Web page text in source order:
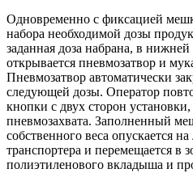
Одновременно с фиксацией
набора необходимой дозы
заданная доза набрана, в нижней
открывается пневмозатвор и
Пневмозатвор автоматически
следующей дозы. Оператор
кнопки с двух сторон
пневмозахвата. Заполненный
собственного веса опускается
транспортера и перемещается в
полиэтиленового вкладыша и